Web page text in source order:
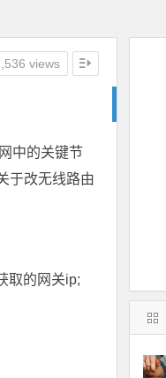
views
中的关键节
于改无线路由
取的网关ip;